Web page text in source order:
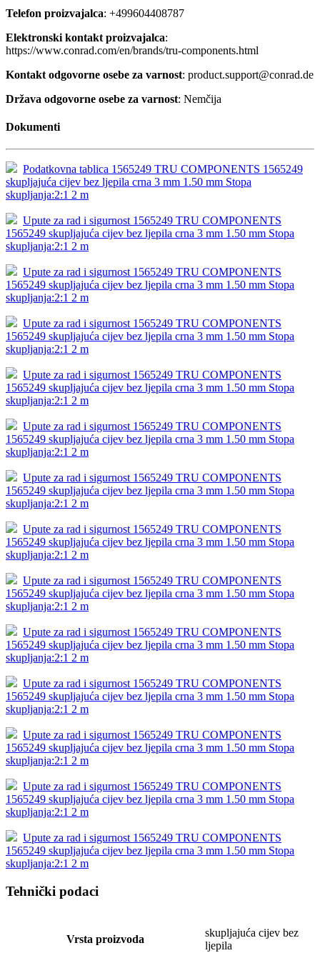
Telefon proizvajalca: +499604408787
Elektronski kontakt proizvajalca:
https://www.conrad.com/en/brands/tru-components.html
Kontakt odgovorne osebe za varnost: product.support@conrad.de
Država odgovorne osebe za varnost: Nemčija
Dokumenti
Podatkovna tablica 1565249 TRU COMPONENTS 1565249
skupljajuća cijev bez ljepila crna 3 mm 1.50 mm Stopa
skupljanja:2:1 2 m
Upute za rad i sigurnost 1565249 TRU COMPONENTS
1565249 skupljajuća cijev bez ljepila crna 3 mm 1.50 mm Stopa
skupljanja:2:1 2 m
Upute za rad i sigurnost 1565249 TRU COMPONENTS
1565249 skupljajuća cijev bez ljepila crna 3 mm 1.50 mm Stopa
skupljanja:2:1 2 m
Upute za rad i sigurnost 1565249 TRU COMPONENTS
1565249 skupljajuća cijev bez ljepila crna 3 mm 1.50 mm Stopa
skupljanja:2:1 2 m
Upute za rad i sigurnost 1565249 TRU COMPONENTS
1565249 skupljajuća cijev bez ljepila crna 3 mm 1.50 mm Stopa
skupljanja:2:1 2 m
Upute za rad i sigurnost 1565249 TRU COMPONENTS
1565249 skupljajuća cijev bez ljepila crna 3 mm 1.50 mm Stopa
skupljanja:2:1 2 m
Upute za rad i sigurnost 1565249 TRU COMPONENTS
1565249 skupljajuća cijev bez ljepila crna 3 mm 1.50 mm Stopa
skupljanja:2:1 2 m
Upute za rad i sigurnost 1565249 TRU COMPONENTS
1565249 skupljajuća cijev bez ljepila crna 3 mm 1.50 mm Stopa
skupljanja:2:1 2 m
Upute za rad i sigurnost 1565249 TRU COMPONENTS
1565249 skupljajuća cijev bez ljepila crna 3 mm 1.50 mm Stopa
skupljanja:2:1 2 m
Upute za rad i sigurnost 1565249 TRU COMPONENTS
1565249 skupljajuća cijev bez ljepila crna 3 mm 1.50 mm Stopa
skupljanja:2:1 2 m
Upute za rad i sigurnost 1565249 TRU COMPONENTS
1565249 skupljajuća cijev bez ljepila crna 3 mm 1.50 mm Stopa
skupljanja:2:1 2 m
Upute za rad i sigurnost 1565249 TRU COMPONENTS
1565249 skupljajuća cijev bez ljepila crna 3 mm 1.50 mm Stopa
skupljanja:2:1 2 m
Upute za rad i sigurnost 1565249 TRU COMPONENTS
1565249 skupljajuća cijev bez ljepila crna 3 mm 1.50 mm Stopa
skupljanja:2:1 2 m
Upute za rad i sigurnost 1565249 TRU COMPONENTS
1565249 skupljajuća cijev bez ljepila crna 3 mm 1.50 mm Stopa
skupljanja:2:1 2 m
Tehnički podaci
Vrsta proizvoda
skupljajuća cijev bez
ljepila